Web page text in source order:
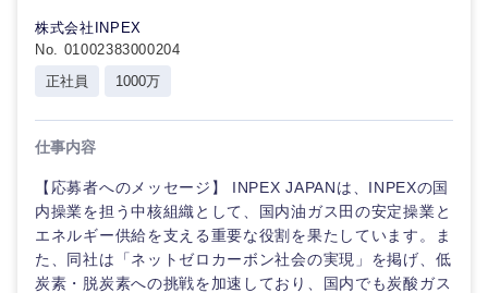
株式会社INPEX
No. 01002383000204
正社員
1000万
仕事内容
【応募者へのメッセージ】 INPEX JAPANは、INPEXの国
内操業を担う中核組織として、国内油ガス田の安定操業と
エネルギー供給を支える重要な役割を果たしています。ま
た、同社は「ネットゼロカーボン社会の実現」を掲げ、低
炭素・脱炭素への挑戦を加速しており、国内でも炭酸ガス